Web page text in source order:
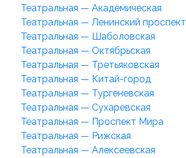
Театральная — Академическая
Театральная — Ленинский проспект
Театральная — Шаболовская
Театральная — Октябрьская
Театральная — Третьяковская
Театральная — Китай-город
Театральная — Тургеневская
Театральная — Сухаревская
Театральная — Проспект Мира
Театральная — Рижская
Театральная — Алексеевская